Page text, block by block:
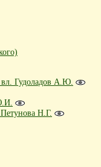
вл. Гудоладов А.Ю.
Н.Г.